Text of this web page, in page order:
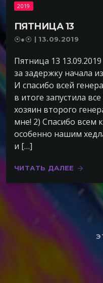
2019
ПЯТНИЦА 13
⦿●⦿ | 13.09.2019
Пятница 13
за задержку начала
И спасибо всей
в итоге запустила
хозяин второго
мне! 2) Спасибо всем
особенно нашим
и […]
ЧИТАТЬ ДАЛЕЕ arrow_forward